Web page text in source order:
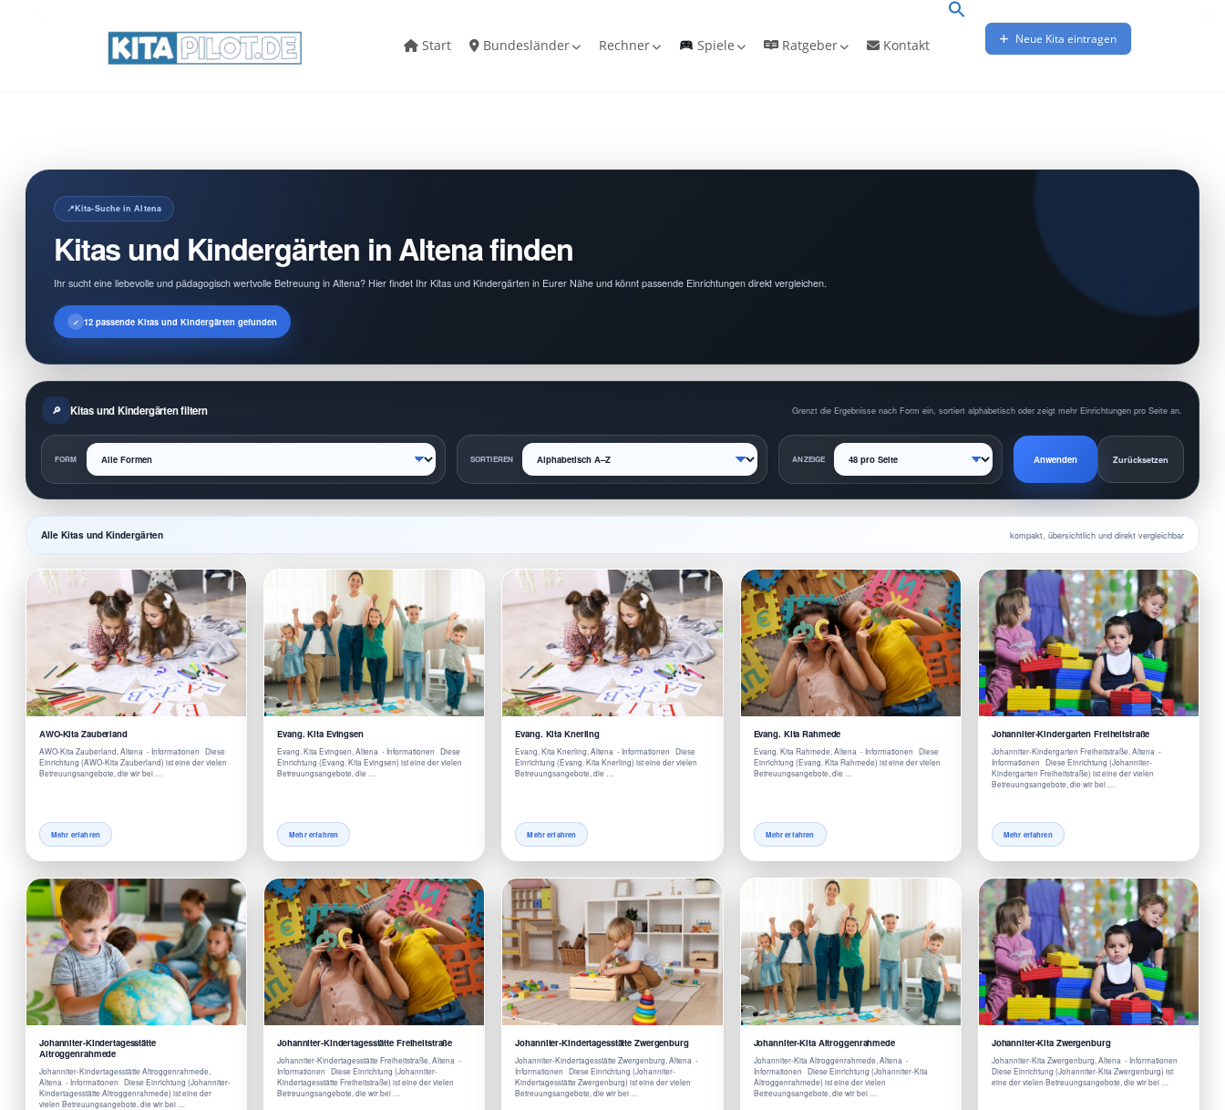
Start Bundesländer Rechner Spiele Ratgeber Kontakt Neue Kita eintragen
Kita-Suche in Altena
Kitas und Kindergärten in Altena finden
Ihr sucht eine liebevolle und pädagogisch wertvolle Betreuung in Altena? Hier findet Ihr Kitas und Kindergärten in Eurer Nähe und könnt passende Einrichtungen direkt vergleichen.
12 passende Kitas und Kindergärten gefunden
Kitas und Kindergärten filtern Grenzt die Ergebnisse nach Form ein, sortiert alphabetisch oder zeigt mehr Einrichtungen pro Seite an.
FORM SORTIEREN ANZEIGE Anwenden Zurücksetzen
Alle Kitas und Kindergärten kompakt, übersichtlich und direkt vergleichbar
AWO-Kita Zauberland
AWO-Kita Zauberland, Altena - Informationen Diese
Einrichtung (AWO-Kita Zauberland) ist eine der vielen
Betreuungsangebote, die wir bei …
Mehr erfahren
Evang. Kita Evingsen
Evang. Kita Evingsen, Altena - Informationen Diese
Einrichtung (Evang. Kita Evingsen) ist eine der vielen
Betreuungsangebote, die …
Mehr erfahren
Evang. Kita Knerling
Evang. Kita Knerling, Altena - Informationen Diese
Einrichtung (Evang. Kita Knerling) ist eine der vielen
Betreuungsangebote, die …
Mehr erfahren
Evang. Kita Rahmede
Evang. Kita Rahmede, Altena - Informationen Diese
Einrichtung (Evang. Kita Rahmede) ist eine der vielen
Betreuungsangebote, die …
Mehr erfahren
Johanniter-Kindergarten Freiheitstraße
Johanniter-Kindergarten Freiheitstraße, Altena -
Informationen Diese Einrichtung (Johanniter-
Kindergarten Freiheitstraße) ist eine der vielen
Betreuungsangebote, die wir bei …
Mehr erfahren
Johanniter-Kindertagesstätte
Altroggenrahmede
Johanniter-Kindertagesstätte Altroggenrahmede,
Altena - Informationen Diese Einrichtung (Johanniter-
Kindertagesstätte Altroggenrahmede) ist eine der
vielen Betreuungsangebote, die wir bei …
Johanniter-Kindertagesstätte Freiheitstraße
Johanniter-Kindertagesstätte Freiheitstraße, Altena -
Informationen Diese Einrichtung (Johanniter-
Kindertagesstätte Freiheitstraße) ist eine der vielen
Betreuungsangebote, die wir bei …
Johanniter-Kindertagesstätte Zwergenburg
Johanniter-Kindertagesstätte Zwergenburg, Altena -
Informationen Diese Einrichtung (Johanniter-
Kindertagesstätte Zwergenburg) ist eine der vielen
Betreuungsangebote, die wir bei …
Johanniter-Kita Altroggenrahmede
Johanniter-Kita Altroggenrahmede, Altena -
Informationen Diese Einrichtung (Johanniter-Kita
Altroggenrahmede) ist eine der vielen
Betreuungsangebote, die wir bei …
Johanniter-Kita Zwergenburg
Johanniter-Kita Zwergenburg, Altena - Informationen
Diese Einrichtung (Johanniter-Kita Zwergenburg) ist
eine der vielen Betreuungsangebote, die wir bei …